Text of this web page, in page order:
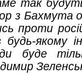
так
з Бахмута
проти
будь-якому
буде